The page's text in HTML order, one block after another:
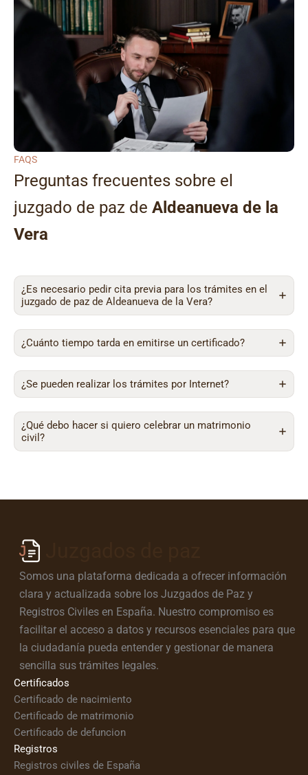
FAQS
Preguntas frecuentes sobre el
juzgado de paz de Aldeanueva de la
Vera
¿Es necesario pedir cita previa para los trámites en el
juzgado de paz de Aldeanueva de la Vera?
¿Cuánto tiempo tarda en emitirse un certificado?
¿Se pueden realizar los trámites por Internet?
¿Qué debo hacer si quiero celebrar un matrimonio
civil?
Somos una plataforma dedicada a ofrecer información
clara y actualizada sobre los Juzgados de Paz y
Registros Civiles en España. Nuestro compromiso es
facilitar el acceso a datos y recursos esenciales para que
la ciudadanía pueda entender y gestionar de manera
sencilla sus trámites legales.
Certificados
Certificado de nacimiento
Certificado de matrimonio
Certificado de defuncion
Registros
Registros civiles de España